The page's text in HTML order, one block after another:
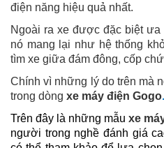
điện năng hiệu quả nhất.
Ngoài ra xe được đặc biệt
nó mang lại như hệ thống
tìm xe giữa đám đông, cốp
Chính vì những lý do trên mà
trong dòng xe máy điện Gogo.
Trên đây là những mẫu xe
người trong nghề đánh giá